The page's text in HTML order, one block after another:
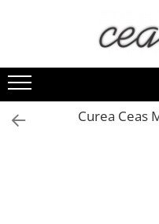
Toate Produsele
Baterii
AA, AAA, 9V
Accesorii baterii
Curea Ceas